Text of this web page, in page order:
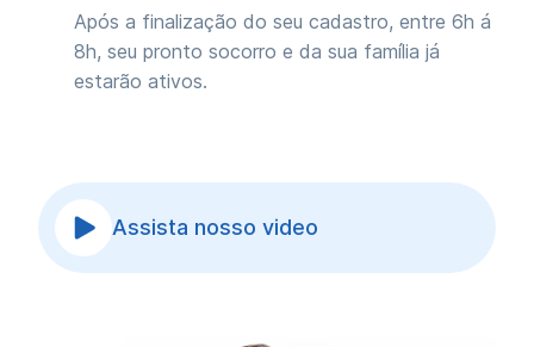
Após a finalização do seu cadastro, entre 6h á
8h, seu pronto socorro e da sua família já
estarão ativos.
Assista nosso video